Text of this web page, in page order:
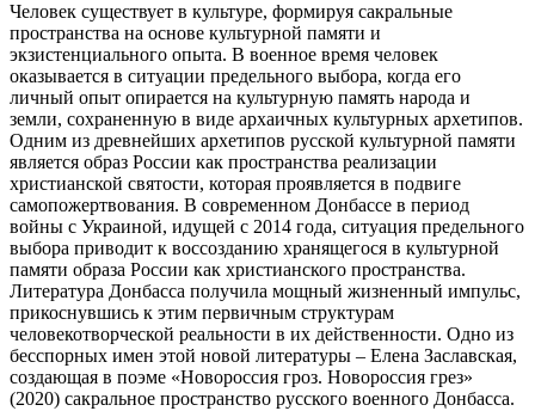
Человек существует в культуре, формируя сакральные
пространства на основе культурной памяти и
экзистенциального опыта. В военное время человек
оказывается в ситуации предельного выбора, когда его
личный опыт опирается на культурную память народа и
земли, сохраненную в виде архаичных культурных архетипов.
Одним из древнейших архетипов русской культурной памяти
является образ России как пространства реализации
христианской святости, которая проявляется в подвиге
самопожертвования. В современном Донбассе в период
войны с Украиной, идущей с 2014 года, ситуация предельного
выбора приводит к воссозданию хранящегося в культурной
памяти образа России как христианского пространства.
Литература Донбасса получила мощный жизненный импульс,
прикоснувшись к этим первичным структурам
человекотворческой реальности в их действенности. Одно из
бесспорных имен этой новой литературы – Елена Заславская,
создающая в поэме «Новороссия гроз. Новороссия грез»
(2020) сакральное пространство русского военного Донбасса.